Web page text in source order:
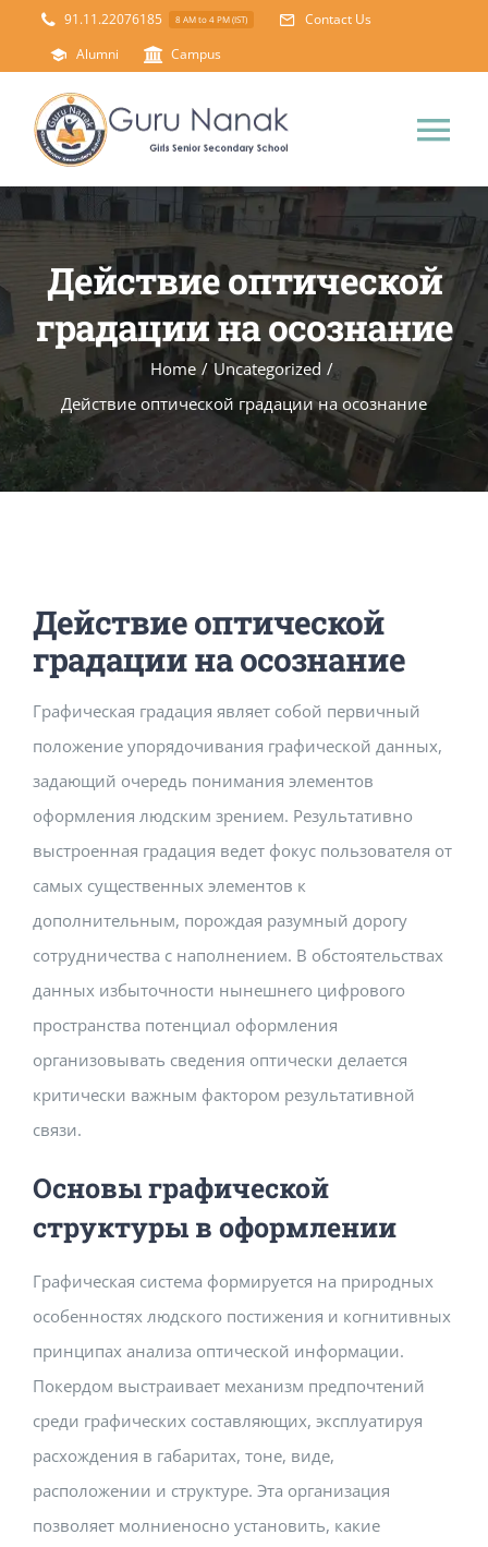
91.11.22076185 8 AM to 4 PM (IST)
Contact Us
Alumni
Campus
Home
About Us
Principal’s Desk
Academics
Science Lab
Home Science Lab
Library
Computer Lab
Mandatory Disclosure
Fee Structure
Annual Calendar
Last Three Year Result
Staff List
SMC Members
PTA Members
Certificates
Recognition Certificate
Land Certificate
Fire Safety
Water Health Certificate
Mandatory Disclosure pdf
Действие оптической
градации на осознание
Home / Uncategorized /
Действие оптической градации на осознание
Действие оптической
градации на осознание
Графическая градация являет собой первичный
положение упорядочивания графической данных,
задающий очередь понимания элементов
оформления людским зрением. Результативно
выстроенная градация ведет фокус пользователя от
самых существенных элементов к
дополнительным, порождая разумный дорогу
сотрудничества с наполнением. В обстоятельствах
данных избыточности нынешнего цифрового
пространства потенциал оформления
организовывать сведения оптически делается
критически важным фактором результативной
связи.
Основы графической
структуры в оформлении
Графическая система формируется на природных
особенностях людского постижения и когнитивных
принципах анализа оптической информации.
Покердом выстраивает механизм предпочтений
среди графических составляющих, эксплуатируя
расхождения в габаритах, тоне, виде,
расположении и структуре. Эта организация
позволяет молниеносно установить, какие